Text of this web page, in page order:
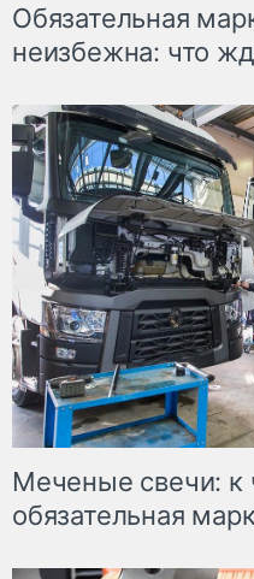
Обязательная
неизбежна: что
Меченые свечи: к
обязательная